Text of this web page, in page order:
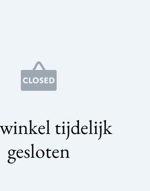
tijdelijk
gesloten